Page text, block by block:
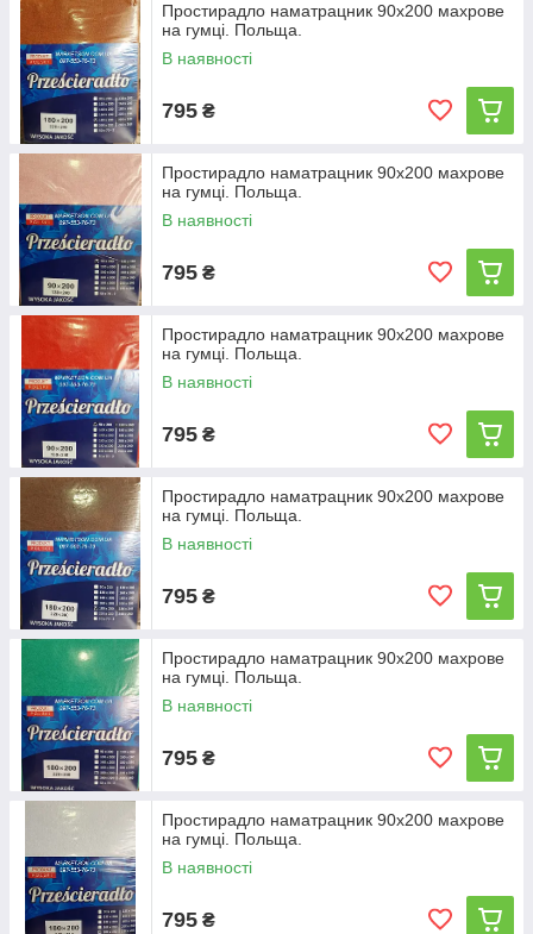
Приємних покупок!
Простирадло наматрацник 90х200 махрове
на гумці. Польща.
В наявності
795 ₴
Простирадло наматрацник 90х200 махрове
на гумці. Польща.
В наявності
795 ₴
Простирадло наматрацник 90х200 махрове
на гумці. Польща.
В наявності
795 ₴
Простирадло наматрацник 90х200 махрове
на гумці. Польща.
В наявності
795 ₴
Простирадло наматрацник 90х200 махрове
на гумці. Польща.
В наявності
795 ₴
Простирадло наматрацник 90х200 махрове
на гумці. Польща.
В наявності
795 ₴